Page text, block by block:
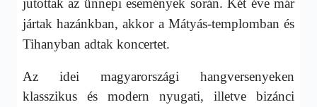
jutottak az ünnepi események során. Két éve már
jártak hazánkban, akkor a Mátyás-templomban és
Tihanyban adtak koncertet.
Az idei magyarországi hangversenyeken
klasszikus és modern nyugati, illetve bizánci